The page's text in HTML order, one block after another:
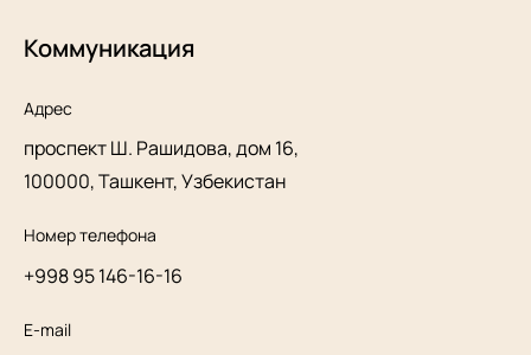
Коммуникация
Адрес
проспект Ш. Рашидова, дом 16,
100000, Ташкент, Узбекистан
Номер телефона
+998 95 146-16-16
E-mail